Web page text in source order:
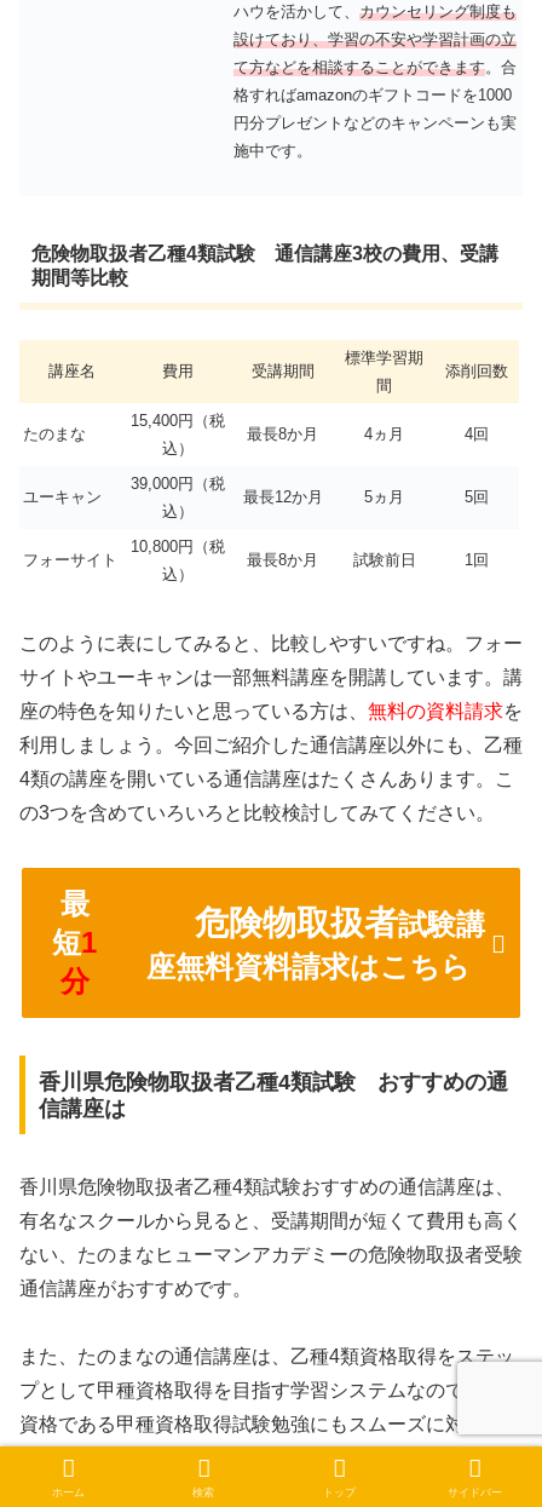
ハウを活かして、 カウンセリング制度も
設けており、学習の不安や学習計画の立
て方などを相談することができます。合
格すればamazonのギフトコードを1000
円分プレゼントなどのキャンペーンも実
施中です。
危険物取扱者乙種4類試験 通信講座3校の費用、受講
期間等比較
講座名 費用 受講期間
標準学習期
間
添削回数
たのまな
15,400円（税
込）
最長8か月 4ヵ月 4回
ユーキャン
39,000円（税
込）
最長12か月 5ヵ月 5回
フォーサイト
10,800円（税
込）
最長8か月 試験前日 1回
このように表にしてみると、比較しやすいですね。フォー
サイトやユーキャンは一部無料講座を開講しています。講
座の特色を知りたいと思っている方は、 無料の資料請求を
利用しましょう。今回ご紹介した通信講座以外にも、乙種
4類の講座を開いている通信講座はたくさんあります。こ
の3つを含めていろいろと比較検討してみてください。
最
短1
分
危険物取扱者試験講
座無料資料請求はこちら
香川県危険物取扱者乙種4類試験 おすすめの通
信講座は
香川県危険物取扱者乙種4類試験おすすめの通信講座は、
有名なスクールから見ると、受講期間が短くて費用も高く
ない、たのまなヒューマンアカデミーの危険物取扱者受験
通信講座がおすすめです。
また、たのまなの通信講座は、乙種4類資格取得をステッ
プとして甲種資格取得を目指す学習システムなので、最終
資格である甲種資格取得試験勉強にもスムーズに対応でき
ます。
ホーム 検索 トップ サイドバー